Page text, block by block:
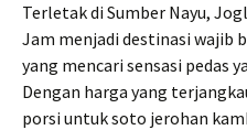
Terletak di Sumber Nayu,
Jam menjadi destinasi wajib
yang mencari sensasi pedas
Dengan harga yang
porsi untuk soto jerohan